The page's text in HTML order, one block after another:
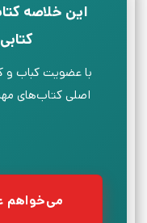
این خلاصه
با عضویت کباب و
می‌خواهم